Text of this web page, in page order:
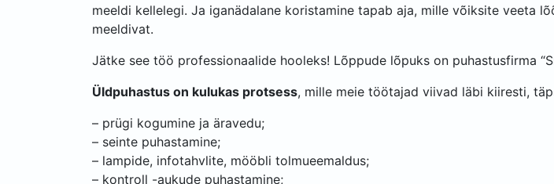
meeldi kellelegi. Ja iganädalane koristamine tapab aja, mille võiksite veeta
meeldivat.
Jätke see töö professionaalide hooleks! Lõppude lõpuks on puhastusfirma
Üldpuhastus on kulukas protsess, mille meie töötajad viivad läbi kiiresti,
– prügi kogumine ja äravedu;
– seinte puhastamine;
– lampide, infotahvlite, mööbli tolmueemaldus;
– kontroll -aukude puhastamine;